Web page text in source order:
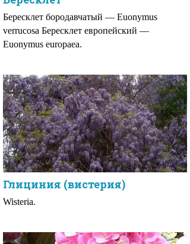
Бересклет бородавчатый — Euonymus
verrucosa Бересклет европейский —
Euonymus europaea.
Глициния (вистерия)
Wisteria.